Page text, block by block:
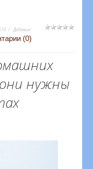
Добавил:
(0)
нужны